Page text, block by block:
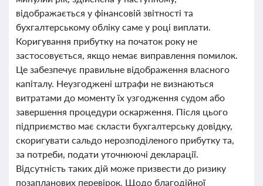
відображається у фінансовій звітності та
бухгалтерському обліку саме у році виплати.
Коригування прибутку на початок року не
застосовується, якщо немає виправлення помилок.
Це забезпечує правильне відображення власного
капіталу. Неузгоджені штрафи не визнаються
витратами до моменту їх узгодження судом або
завершення процедури оскарження. Після цього
підприємство має скласти бухгалтерську довідку,
скоригувати сальдо нерозподіленого прибутку та,
за потреби, подати уточнюючі декларації.
Відсутність таких дій може призвести до ризику
позапланових перевірок. Щодо благодійної